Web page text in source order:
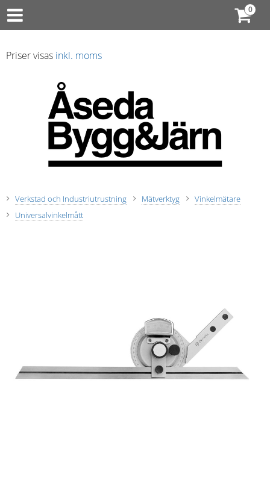
Priser visas inkl. moms
Verkstad och Industriutrustning Mätverktyg
Vinkelmätare
Universalvinkelmått